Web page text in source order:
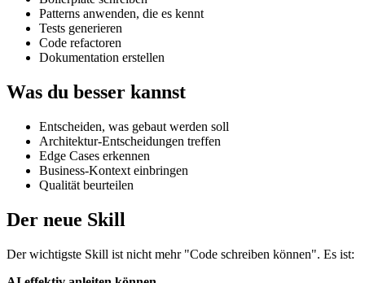
Patterns anwenden, die es kennt
Tests generieren
Code refactoren
Dokumentation erstellen
Was du besser kannst
Entscheiden, was gebaut werden soll
Architektur-Entscheidungen treffen
Edge Cases erkennen
Business-Kontext einbringen
Qualität beurteilen
Der neue Skill
Der wichtigste Skill ist nicht mehr "Code schreiben können". Es ist: